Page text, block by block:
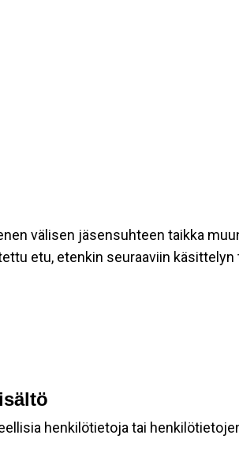
välisen jäsensuhteen taikka
etu, etenkin seuraaviin käsittelyn
henkilötietoja tai